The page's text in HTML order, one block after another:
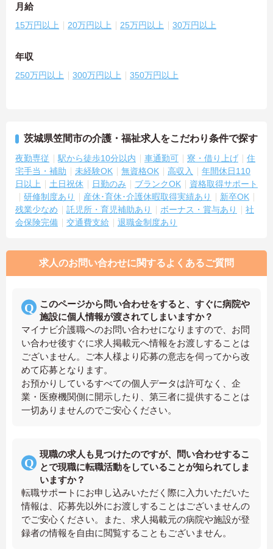
月給
15万円以上 20万円以上 25万円以上 30万円以上
年収
250万円以上 300万円以上 350万円以上
茨城県笠間市の介護・福祉求人をこだわり条件で探す
夜勤専従 駅から徒歩10分以内 車通勤可 寮・借り上げ
住
宅手当・補助
未経験OK 無資格OK 高収入
年間休日110
日以上
土日祝休 日勤のみ ブランクOK
資格取得サポート
研修制度あり
産休･育休･介護休暇取得実績あり
新卒OK
残業少なめ
託児所・育児補助あり ボーナス・賞与あり
社
会保険完備
交通費支給 退職金制度あり
求人のお問い合わせに関するよくあるご質問
このページから問い合わせをすると、すぐに病院や
施設に個人情報が渡されてしまいますか？
マイナビ介護職へのお問い合わせになりますので、お問
い合わせ後すぐに求人掲載元へ情報をお渡しすることは
ございません。ご本人様より応募の意志を伺ってから改
めて応募となります。
お預かりしているすべての個人データは許可なく、企
業・医療機関側に開示したり、第三者に提供することは
一切ありませんのでご安心ください。
現職の求人も見つけたのですが、問い合わせするこ
とで現職に転職活動をしていることが知られてしま
いますか？
転職サポートにお申し込みいただく際に入力いただいた
情報は、応募先以外にお渡しすることはございませんの
でご安心ください。また、求人掲載元の病院や施設が登
録者の情報を自由に閲覧することもございません。